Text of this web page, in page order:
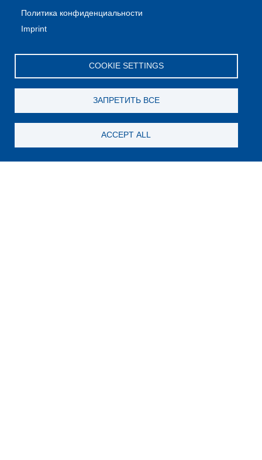
Политика конфиденциальности
Imprint
COOKIE SETTINGS
ЗАПРЕТИТЬ ВСЕ
ACCEPT ALL